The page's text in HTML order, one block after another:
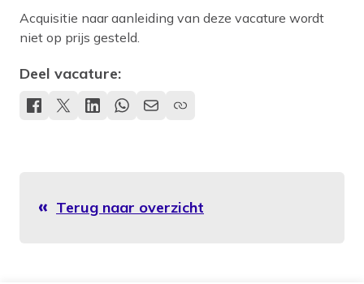
Acquisitie naar aanleiding van deze vacature wordt
niet op prijs gesteld.
Deel vacature:
Terug naar overzicht